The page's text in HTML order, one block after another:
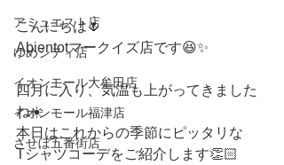
アミュエスト店
ゆめシティ店
イオンモール大牟田店
イオンモール福津店
させぼ五番街店
こんにちは🌷
Abientotマークイズ店です😆✨
四月に入り、気温も上がってきました
ね☀️
本日はこれからの季節にピッタリな
Tシャツコーデをご紹介します👏🏻